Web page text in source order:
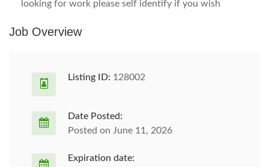
looking for work please self identify if you wish
Job Overview
Listing ID: 128002
Date Posted:
Posted on June 11, 2026
Expiration date: